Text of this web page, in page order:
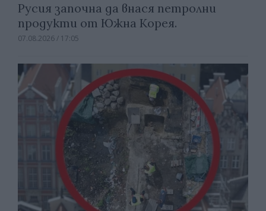
Русия започна да внася петролни
продукти от Южна Корея.
07.08.2026 / 17:05